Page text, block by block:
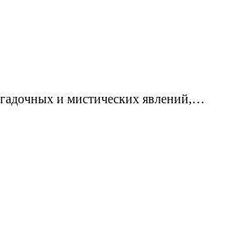
и мистических явлений,…